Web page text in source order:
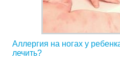
Аллергия на ногах у
лечить?